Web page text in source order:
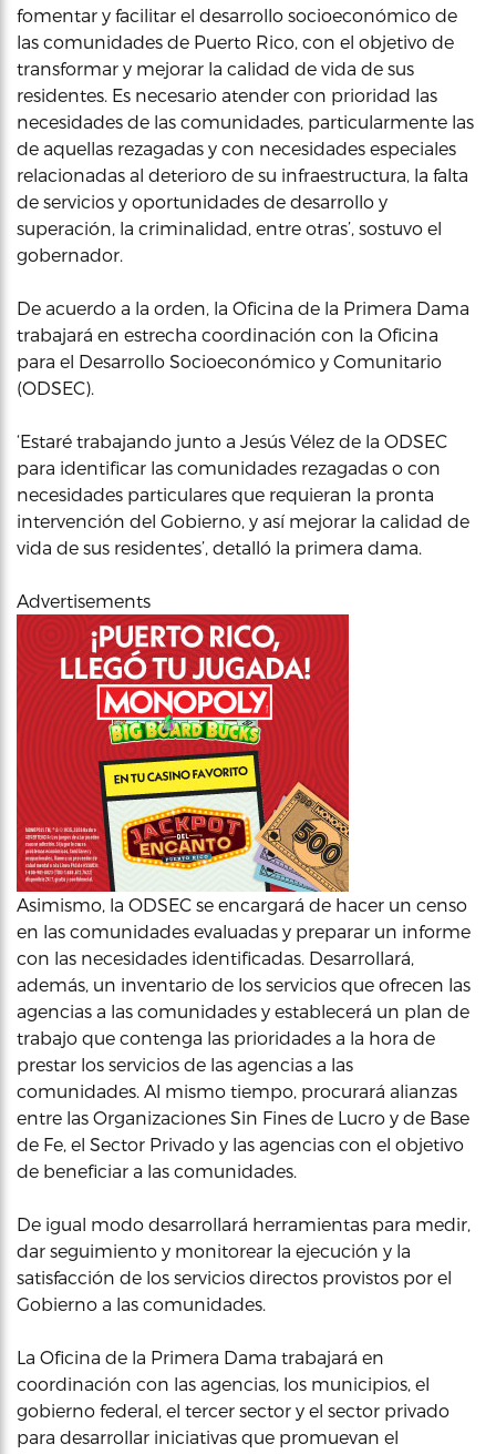
fomentar y facilitar el desarrollo socioeconómico de
las comunidades de Puerto Rico, con el objetivo de
transformar y mejorar la calidad de vida de sus
residentes. Es necesario atender con prioridad las
necesidades de las comunidades, particularmente las
de aquellas rezagadas y con necesidades especiales
relacionadas al deterioro de su infraestructura, la falta
de servicios y oportunidades de desarrollo y
superación, la criminalidad, entre otras’, sostuvo el
gobernador.
De acuerdo a la orden, la Oficina de la Primera Dama
trabajará en estrecha coordinación con la Oficina
para el Desarrollo Socioeconómico y Comunitario
(ODSEC).
‘Estaré trabajando junto a Jesús Vélez de la ODSEC
para identificar las comunidades rezagadas o con
necesidades particulares que requieran la pronta
intervención del Gobierno, y así mejorar la calidad de
vida de sus residentes’, detalló la primera dama.
Advertisements
Asimismo, la ODSEC se encargará de hacer un censo
en las comunidades evaluadas y preparar un informe
con las necesidades identificadas. Desarrollará,
además, un inventario de los servicios que ofrecen las
agencias a las comunidades y establecerá un plan de
trabajo que contenga las prioridades a la hora de
prestar los servicios de las agencias a las
comunidades. Al mismo tiempo, procurará alianzas
entre las Organizaciones Sin Fines de Lucro y de Base
de Fe, el Sector Privado y las agencias con el objetivo
de beneficiar a las comunidades.
De igual modo desarrollará herramientas para medir,
dar seguimiento y monitorear la ejecución y la
satisfacción de los servicios directos provistos por el
Gobierno a las comunidades.
La Oficina de la Primera Dama trabajará en
coordinación con las agencias, los municipios, el
gobierno federal, el tercer sector y el sector privado
para desarrollar iniciativas que promuevan el